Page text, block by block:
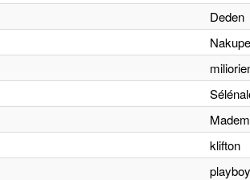
Deden
klifton